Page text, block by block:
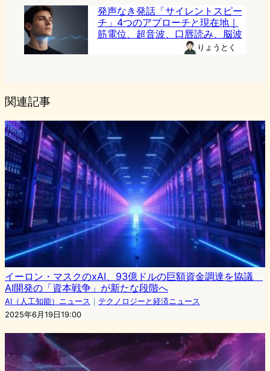
発声なき発話「サイレントスピー
チ」4つのアプローチと現在地｜
筋電位、超音波、口唇読み、脳波
りょうとく
関連記事
イーロン・マスクのxAI、93億ドルの巨額資金調達を協議
AI開発の「資本戦争」が新たな段階へ
AI（人工知能）ニュース ｜ テクノロジーと経済ニュース
2025年6月19日19:00